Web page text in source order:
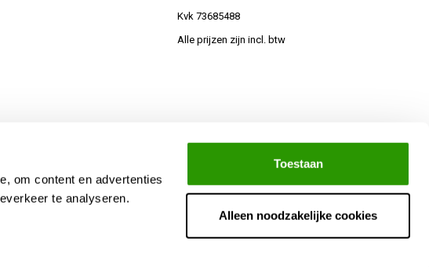
om content en advertenties
te analyseren.
Toestaan
Alleen noodzakelijke cookies
Kvk 73685488
Alle prijzen zijn incl. btw